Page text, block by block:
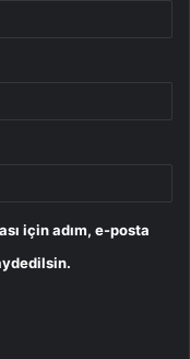
için adım, e-posta